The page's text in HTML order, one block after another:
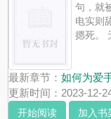
句，就
电实则
摁死。
最新章节：如何为爱
更新时间：2023-12-
开始阅读 加入书